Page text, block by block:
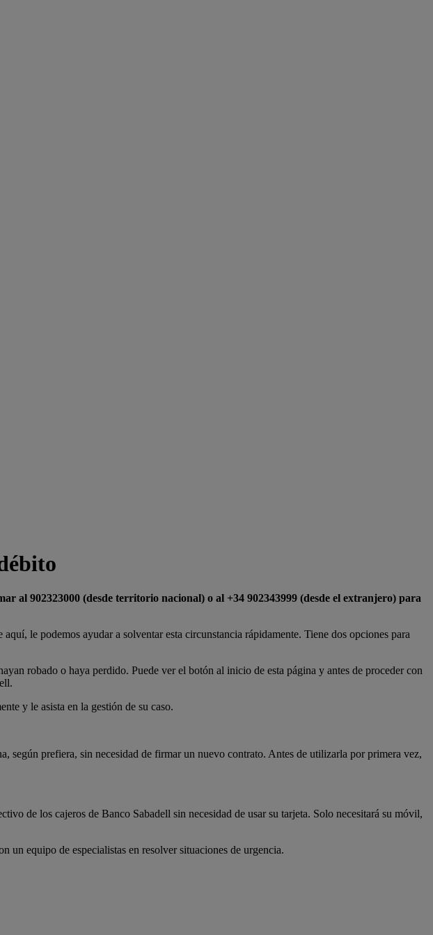
al 902323000 (desde territorio nacional) o al +34 902343999 (desde el extranjero) para
aquí, le podemos ayudar a solventar esta circunstancia rápidamente. Tiene dos opciones para
robado o haya perdido. Puede ver el botón al inicio de esta página y antes de proceder con
y le asista en la gestión de su caso.
según prefiera, sin necesidad de firmar un nuevo contrato. Antes de utilizarla por primera vez,
de los cajeros de Banco Sabadell sin necesidad de usar su tarjeta. Solo necesitará su móvil,
un equipo de especialistas en resolver situaciones de urgencia.